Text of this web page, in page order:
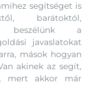
segítséget is
barátoktól,
beszélünk a
javaslatokat
mások hogyan
akinek az segít,
mert akkor már